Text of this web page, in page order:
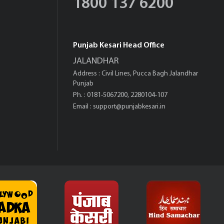
1800 137 6200
Punjab Kesari Head Office
JALANDHAR
Address : Civil Lines, Pucca Bagh Jalandhar
Punjab
Ph. : 0181-5067200, 2280104-107
Email : support@punjabkesari.in